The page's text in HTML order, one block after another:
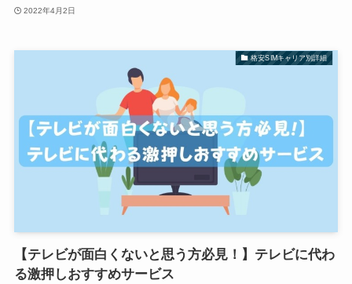
2022年4月2日
格安SIMキャリア別詳細
【テレビが面白くないと思う方必見！】テレビに代わ
る激押しおすすめサービス